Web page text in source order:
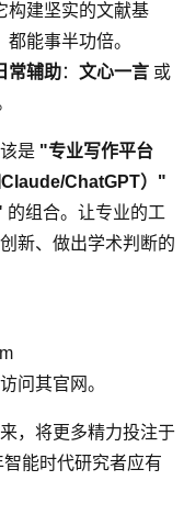
构建坚实的文献基
能事半功倍。
常辅助： 文心一言 或
是 "专业写作平台
Claude/ChatGPT）"
的组合。让专业的工
新、做出学术判断的
问其官网。
，将更多精力投注于
能时代研究者应有